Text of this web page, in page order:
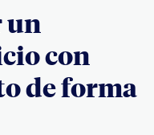
un
con
de forma